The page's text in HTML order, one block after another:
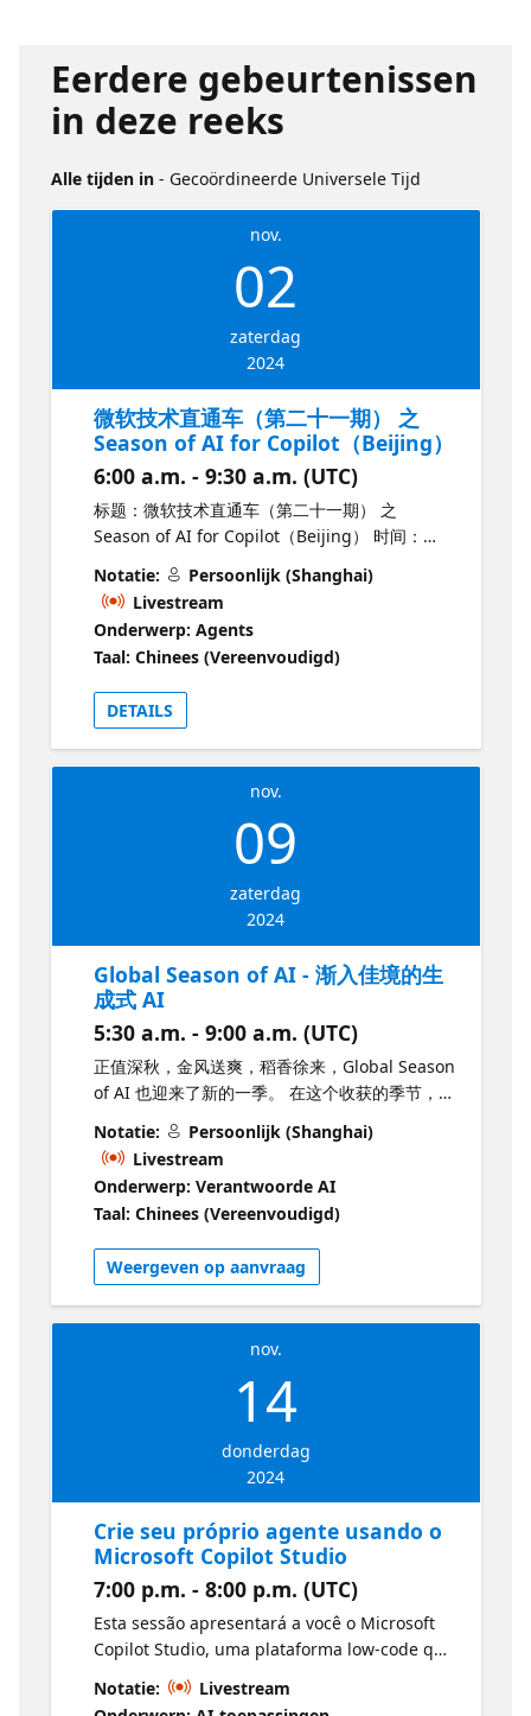
Eerdere gebeurtenissen
in deze reeks
Alle tijden in - Gecoördineerde Universele Tijd
nov.
02
zaterdag
2024
微软技术直通车（第二十一期） 之
Season of AI for Copilot（Beijing）
6:00 a.m. - 9:30 a.m. (UTC)
标题：微软技术直通车（第二十一期） 之
Season of AI for Copilot（Beijing） 时间：
部东直门会议室 地址：北京市海淀区丹棱街5号
（中关村西区微软双子楼） 介绍： 微软技术直通
车第二十一期，将于2024年11月2日面向大家。
活动将采用嘉宾线上线下同步参加的方式进
行，“Season of AI for Copilot（Beijing）”，将
为您呈现一场人工只能技术盛宴。这是一次引领
未来的旅程，让我们一同探索如何将人工智能与
当前的生产力环境相结合，创造出令人惊叹的技
术创新和无限可能性。 Season of AI for
Copilot（Beijing）是全球范围内致力于 AI 技术
活动。过去几年，我们在国内举办过多场年度
续带来更多 AI 相关精彩内容，助力 AI 社区的不
断壮大。 也许您早就听说过 GPT、ChatGPT、
OpenAI 乃至 Azure OpenAI，却始终没有机会
深入了解其中的技术细节，且由于访问限制而无
法实际上手尝试。那么现在，和 AI 零距离接触的
机会来了！ 今年5月份Global Season of AI
2024（Beijing）首季体验营，请您来到微软（中
国）总部，与微软原厂专家和微软 MVP 一起了解
服务！同样，我们将在11月2日开启新的Season
of AI，在本季更多的话题将体现你的完美Copilot
支持上，不管是GitHub Copilot和Copilot Studio
这样优秀的只能工具，还是Microsoft Fabric的
构建自定义的Copilot等话题都有涉及。希望本次
活动能够成为您在人工智能领域学术交流和技术
应用中的重要一步，给您带来无尽收获。 记住
2024年11月2日下午，中国——北京——中关村
Copilot（Beijing）期待你的参与。
Notatie:
Persoonlijk (Shanghai)
Livestream
Onderwerp: Agents
Taal: Chinees (Vereenvoudigd)
DETAILS
nov.
09
zaterdag
2024
Global Season of AI - 渐入佳境的生
成式 AI
5:30 a.m. - 9:00 a.m. (UTC)
正值深秋，金风送爽，稻香徐来，Global Season
of AI 也迎来了新的一季。 在这个收获的季节，欢
迎和我们一起了解渐入佳境的生成式 AI！11月9
日，新一季的 Global Season of AI 上海站，我
们将主要围绕生成式 AI 实际落地的架构，如
Microsoft Copilot、Github Copilot、Copilot
Stack 等等，和几位微软最有价值专家一起，聊聊
生成式 AI 的最新实践。加入我们，让生成式 AI
变成我们强大而不可获缺的助手，展现出更强的
生产力！
Notatie:
Persoonlijk (Shanghai)
Livestream
Onderwerp: Verantwoorde AI
Taal: Chinees (Vereenvoudigd)
Weergeven op aanvraag
nov.
14
donderdag
2024
Crie seu próprio agente usando o
Microsoft Copilot Studio
7:00 p.m. - 8:00 p.m. (UTC)
Esta sessão apresentará a você o Microsoft
Copilot Studio, uma plataforma low-code que
simplifica o desenvolvimento de agentes
personalizados. Por meio de demonstrações
Notatie:
Livestream